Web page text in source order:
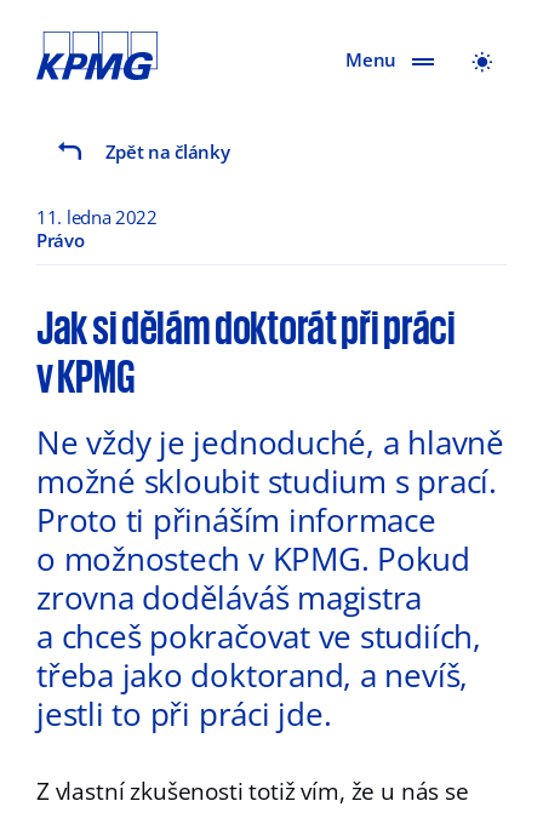
Menu
Zpět na články
11. ledna 2022
Právo
Jak si dělám doktorát při práci
v KPMG
Ne vždy je jednoduché, a hlavně
možné skloubit studium s prací.
Proto ti přináším informace
o možnostech v KPMG. Pokud
zrovna doděláváš magistra
a chceš pokračovat ve studiích,
třeba jako doktorand, a nevíš,
jestli to při práci jde.
Z vlastní zkušenosti totiž vím, že u nás se